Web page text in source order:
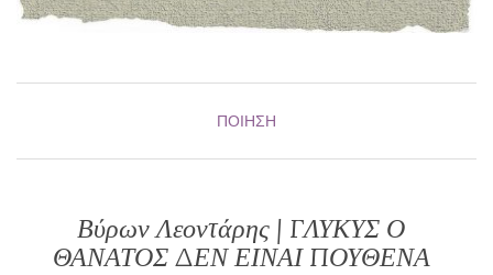
ΠΟΊΗΣΗ
Βύρων Λεοντάρης | ΓΛΥΚΥΣ Ο
ΘΑΝΑΤΟΣ ΔΕΝ ΕΙΝΑΙ ΠΟΥΘΕΝΑ